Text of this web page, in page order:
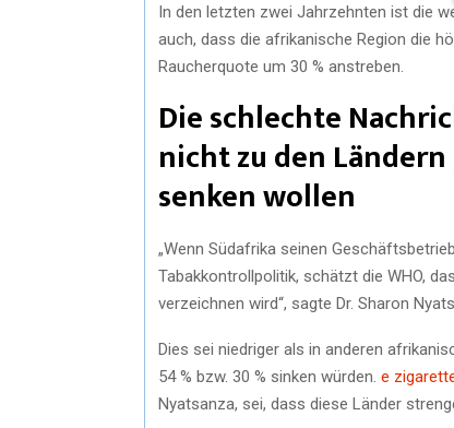
In den letzten zwei Jahrzehnten ist die
auch, dass die afrikanische Region die
Raucherquote um 30 % anstreben.
Die schlechte
nicht zu den
senken wollen
„Wenn Südafrika seinen
Tabakkontrollpolitik, schätzt die WHO,
verzeichnen wird“, sagte Dr. Sharon
Dies sei niedriger als in anderen
54 % bzw. 30 % sinken würden. e
Nyatsanza, sei, dass diese Länder